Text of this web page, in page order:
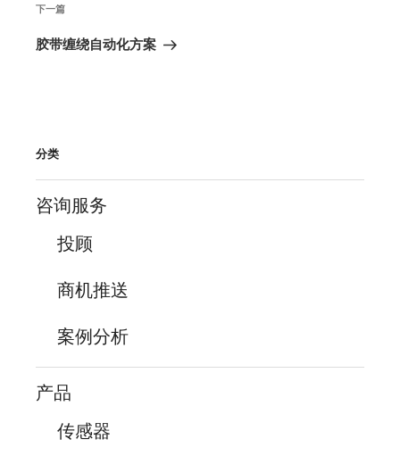
文
章
下
一
下一篇
胶带缠绕自动化方案
分类
咨询服务
投顾
商机推送
案例分析
产品
传感器